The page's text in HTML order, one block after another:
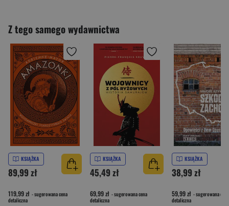
Z tego samego wydawnictwa
KSIĄŻKA
89,99 zł
119,99 zł - sugerowana cena
detaliczna
KSIĄŻKA
45,49 zł
69,99 zł - sugerowana cena
detaliczna
KSIĄŻKA
38,99 zł
59,99 zł - sugerowana cena
detaliczna